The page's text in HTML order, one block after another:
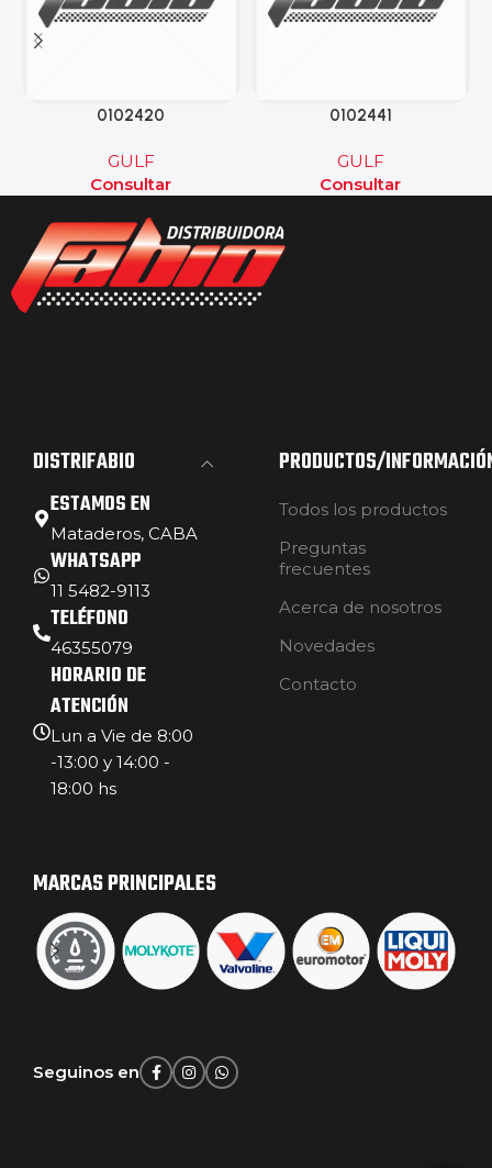
0102420
GULF
Consultar
0102441
GULF
Consultar
DISTRIFABIO
ESTAMOS EN
Mataderos, CABA
WHATSAPP
11 5482-9113
TELÉFONO
46355079
HORARIO DE
ATENCIÓN
Lun a Vie de 8:00
-13:00 y 14:00 -
18:00 hs
PRODUCTOS/
Todos los productos
Preguntas
frecuentes
Acerca de nosotros
Novedades
Contacto
MARCAS PRINCIPALES
Seguinos en